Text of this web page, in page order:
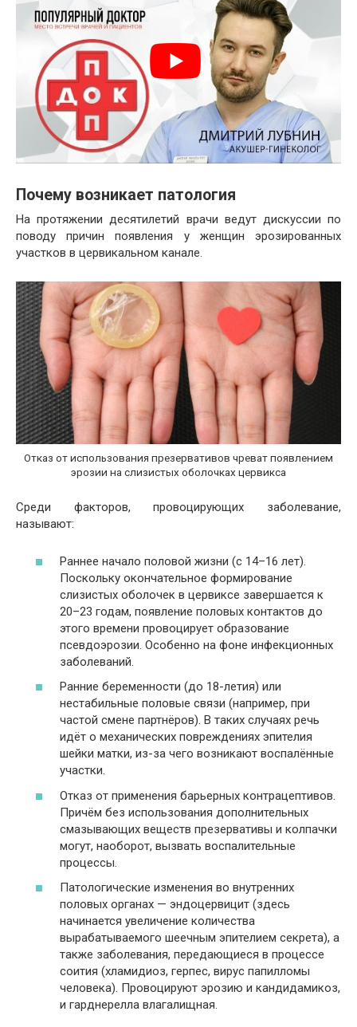
Почему возникает патология
На протяжении десятилетий врачи ведут дискуссии по
поводу причин появления у женщин эрозированных
участков в цервикальном канале.
Отказ от использования презервативов чреват появлением
эрозии на слизистых оболочках цервикса
Среди факторов, провоцирующих заболевание,
называют:
Раннее начало половой жизни (с 14–16 лет).
Поскольку окончательное формирование
слизистых оболочек в цервиксе завершается к
20–23 годам, появление половых контактов до
этого времени провоцирует образование
псевдоэрозии. Особенно на фоне инфекционных
заболеваний.
Ранние беременности (до 18-летия) или
нестабильные половые связи (например, при
частой смене партнёров). В таких случаях речь
идёт о механических повреждениях эпителия
шейки матки, из-за чего возникают воспалённые
участки.
Отказ от применения барьерных контрацептивов.
Причём без использования дополнительных
смазывающих веществ презервативы и колпачки
могут, наоборот, вызвать воспалительные
процессы.
Патологические изменения во внутренних
половых органах — эндоцервицит (здесь
начинается увеличение количества
вырабатываемого шеечным эпителием секрета), а
также заболевания, передающиеся в процессе
соития (хламидиоз, герпес, вирус папилломы
человека). Провоцируют эрозию и кандидамикоз,
и гарднерелла влагалищная.